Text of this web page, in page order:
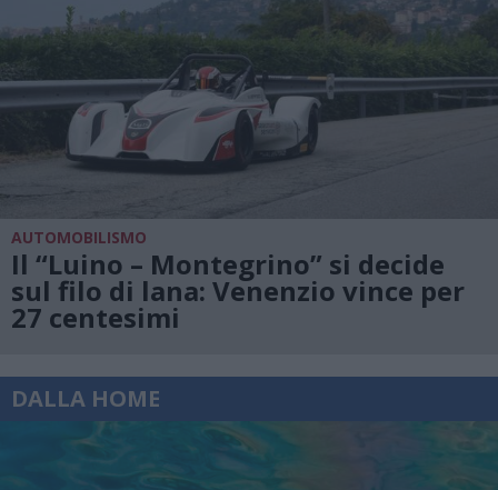
AUTOMOBILISMO
Il “Luino – Montegrino” si decide
sul filo di lana: Venenzio vince per
27 centesimi
DALLA HOME